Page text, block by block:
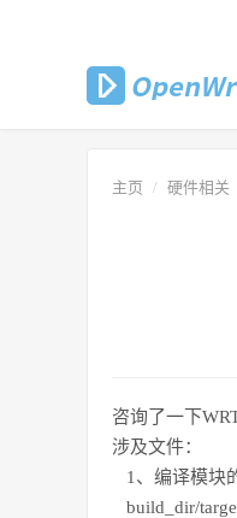
主页 硬件相关
咨询了一下
涉及文件：
1、编译模块
build_dir/